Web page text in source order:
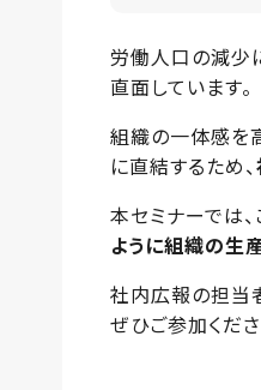
労働人口の減少
直面しています。
組織の一体感を
に直結するため、
本セミナーでは
ように組織の生
社内広報の担当
ぜひご参加くださ